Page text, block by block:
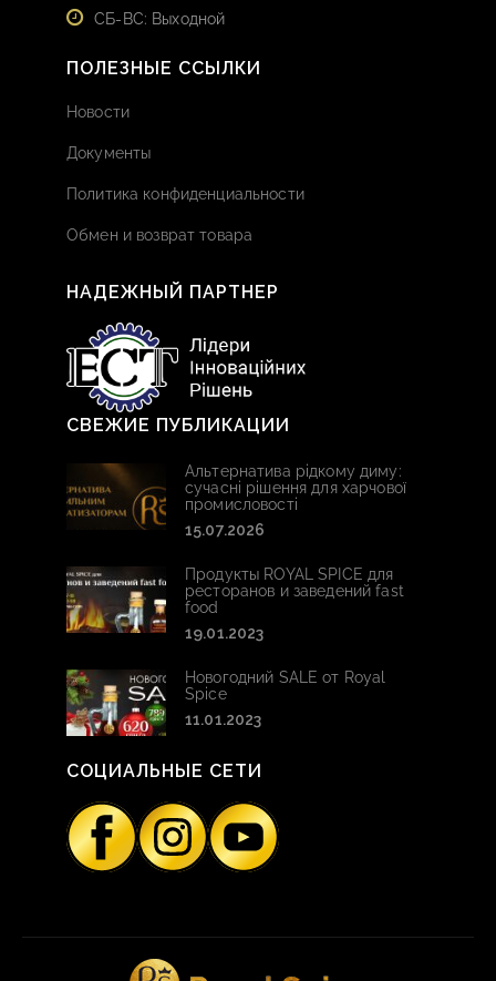
СБ-ВС: Выходной
ПОЛЕЗНЫЕ ССЫЛКИ
Новости
Документы
Политика конфиденциальности
Обмен и возврат товара
НАДЕЖНЫЙ ПАРТНЕР
СВЕЖИЕ ПУБЛИКАЦИИ
Альтернатива рідкому диму:
сучасні рішення для харчової
промисловості
15.07.2026
Продукты ROYAL SPICE для
ресторанов и заведений fast
food
19.01.2023
Новогодний SALE от Royal
Spice
11.01.2023
СОЦИАЛЬНЫЕ СЕТИ